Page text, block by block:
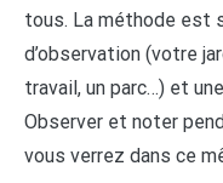
tous. La méthode est
d’observation (votre
travail, un parc…) et
Observer et noter
vous verrez dans ce